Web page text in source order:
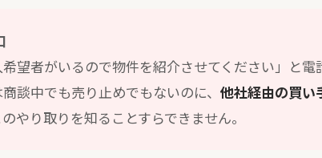
望者がいるので物件を紹介させてください」と
談中でも売り止めでもないのに、 他社経由の買い
やり取りを知ることすらできません。